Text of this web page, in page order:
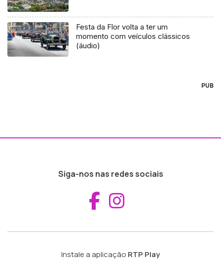
Festa da Flor volta a ter um
momento com veículos clássicos
(áudio)
PUB
Siga-nos nas redes sociais
Aceder ao
Instale a aplicação RTP Play